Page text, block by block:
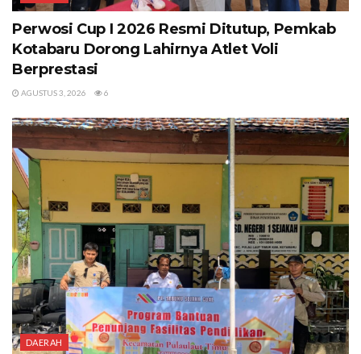
Perwosi Cup I 2026 Resmi Ditutup, Pemkab
Kotabaru Dorong Lahirnya Atlet Voli
Berprestasi
AGUSTUS 3, 2026 6
DAERAH